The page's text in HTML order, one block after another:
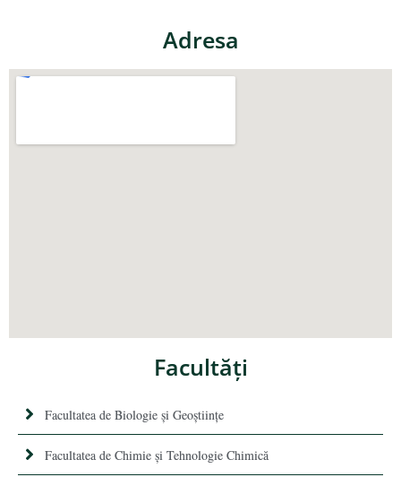
Adresa
Facultăţi
Facultatea de Biologie și Geoștiințe
Facultatea de Chimie şi Tehnologie Chimică